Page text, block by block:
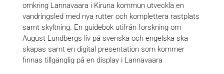
omkring Lannavaara i Kiruna kommun utveckla en
vandringsled med nya rutter och komplettera rastplats
samt skyltning. En guidebok utifrån forskning om
August Lundbergs liv på svenska och engelska ska
skapas samt en digital presentation som kommer
finnas tillgänglig på en display i Lannavaara